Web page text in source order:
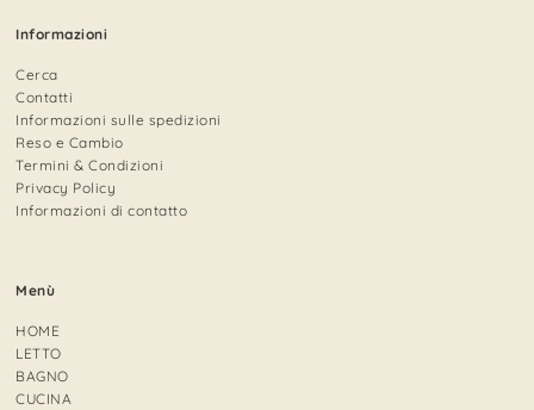
Informazioni
Cerca
Contatti
Informazioni sulle spedizioni
Reso e Cambio
Termini & Condizioni
Privacy Policy
Informazioni di contatto
Menù
HOME
LETTO
BAGNO
CUCINA